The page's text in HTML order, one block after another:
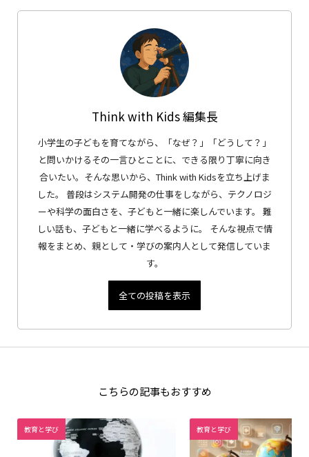
Think with Kids 編集長
小学生の子どもを育てながら、「なぜ？」「どうして？」
と問いかけるその一言ひとことに、できる限り丁寧に向き
合いたい。そんな思いから、Think with Kidsを立ち上げま
した。 普段はシステム開発の仕事をしながら、テクノロジ
ーや科学の面白さを、子どもと一緒に楽しんでいます。 難
しい話も、子どもと一緒に学べるように。 そんな視点で情
報をまとめ、親として・学びの案内人として発信していま
す。
全ての投稿を表示
こちらの記事もおすすめ
教育と学び 教育と学び